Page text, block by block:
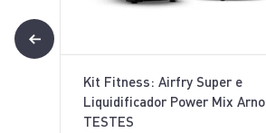
Kit Fitness: Airfry Super e
Liquidificador Power Mix Arno
TESTES